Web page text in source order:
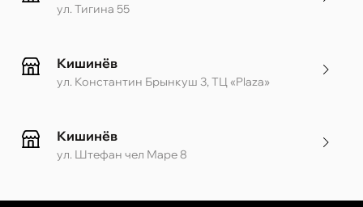
ул. Тигина 55
Кишинёв
ул. Константин Брынкуш 3, ТЦ «Plaza»
Кишинёв
ул. Штефан чел Маре 8